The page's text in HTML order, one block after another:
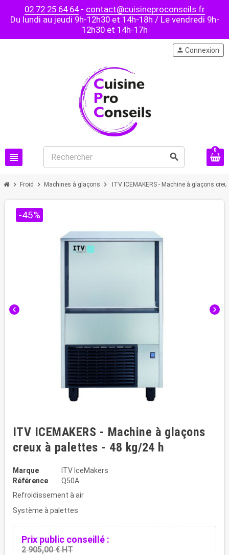
02 72 25 64 64- contact@cuisineproconseils.fr
Du lundi au jeudi 9h-12h30 et 14h-18h / Le vendredi 9h-
12h30 et 14h-17h
view_headline search
person Connexion
0
chevron_right Froid chevron_right Machines à glaçons chevron_right ITV ICEMAKERS - Machine à glaçons
chevron_left chevron_right
-45%
ITV ICEMAKERS - Machine à glaçons
creux à palettes - 48 kg/24 h
Marque
ITV IceMakers
Référence
Q50A
Refroidissement à air
Système à palettes
Prix public conseillé :
2 905,00 € HT